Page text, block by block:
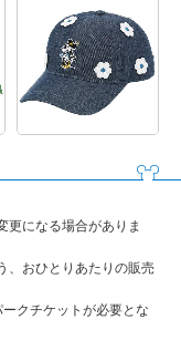
更になる場合がありま
、おひとりあたりの販売
クチケットが必要とな